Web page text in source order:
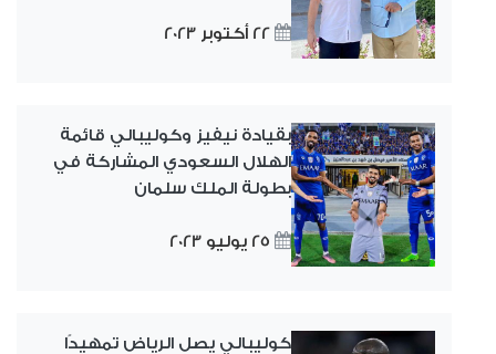
22 أكتوبر 2023
بقيادة نيفيز وكوليبالي قائمة
الهلال السعودي المشاركة في
بطولة الملك سلمان
25 يوليو 2023
كوليبالي يصل الرياض تمهيدًا